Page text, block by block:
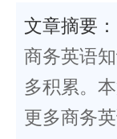
文章摘要：
商务英语
多积累。
更多商务